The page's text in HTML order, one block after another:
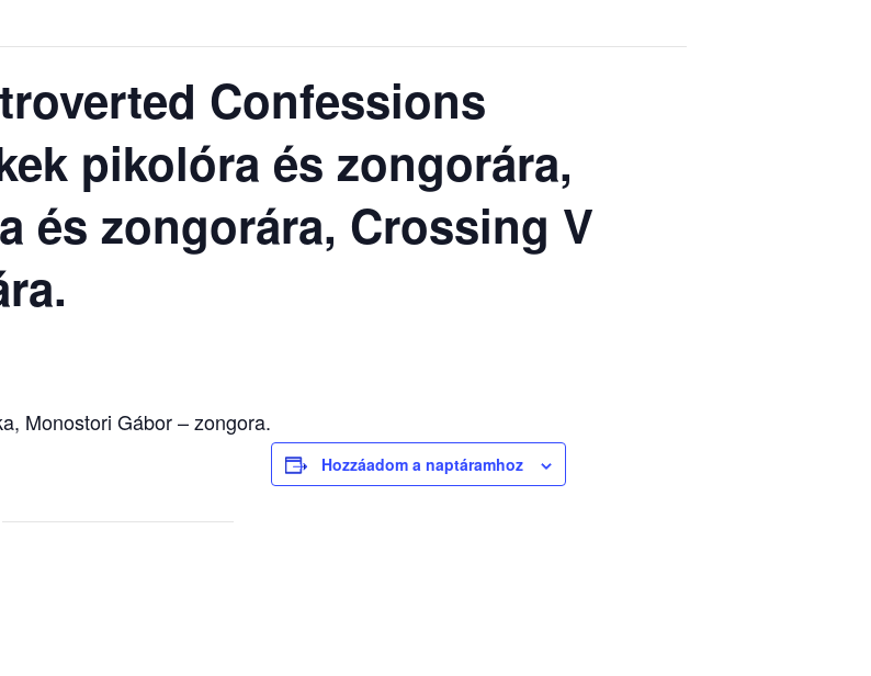
Confessions
pikolóra és zongorára,
és zongorára, Crossing V
Monostori Gábor – zongora.
Hozzáadom a naptáramhoz